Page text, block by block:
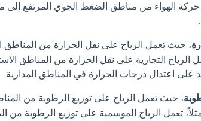
حركة الهواء من مناطق الضغط الجوي المرتفع
، حيث تعمل الرياح على نقل الحرارة من المناطق
الرياح التجارية على نقل الحرارة من المناطق
على اعتدال درجات الحرارة في المناطق المدارية.
، حيث تعمل الرياح على توزيع الرطوبة من
تعمل الرياح الموسمية على توزيع الرطوبة من